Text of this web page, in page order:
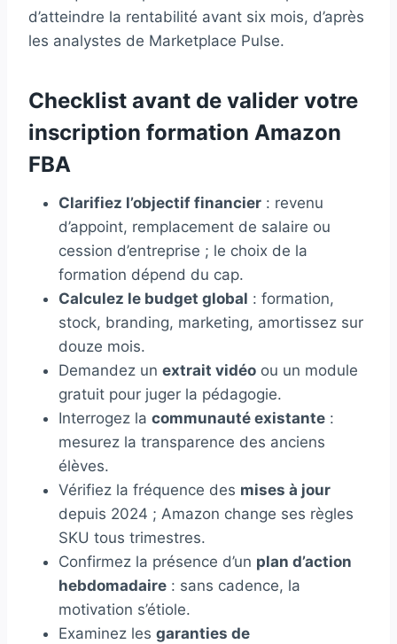
d’atteindre la rentabilité avant six mois, d’après
les analystes de Marketplace Pulse.
Checklist avant de valider votre
inscription formation Amazon
FBA
Clarifiez l’objectif financier : revenu
d’appoint, remplacement de salaire ou
cession d’entreprise ; le choix de la
formation dépend du cap.
Calculez le budget global : formation,
stock, branding, marketing, amortissez sur
douze mois.
Demandez un extrait vidéo ou un module
gratuit pour juger la pédagogie.
Interrogez la communauté existante :
mesurez la transparence des anciens
élèves.
Vérifiez la fréquence des mises à jour
depuis 2024 ; Amazon change ses règles
SKU tous trimestres.
Confirmez la présence d’un plan d’action
hebdomadaire : sans cadence, la
motivation s’étiole.
Examinez les garanties de